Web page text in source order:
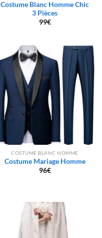
Costume Blanc Homme Chic
3 Pièces
99€
COSTUME BLANC HOMME
Costume Mariage Homme
96€